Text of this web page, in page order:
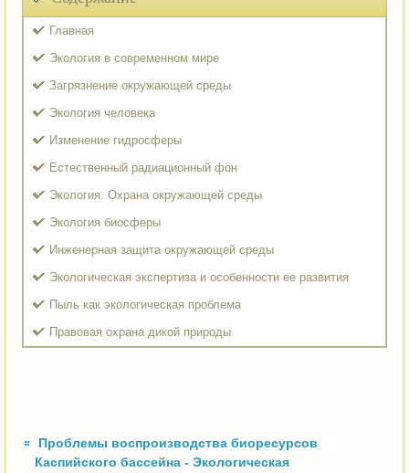
Главная
Экология в современном мире
Загрязнение окружающей среды
Экология человека
Изменение гидросферы
Естественный радиационный фон
Экология. Охрана окружающей среды
Экология биосферы
Инженерная защита окружающей среды
Экологическая экспертиза и особенности ее развития
Пыль как экологическая проблема
Правовая охрана дикой природы
Проблемы воспроизводства биоресурсов
Каспийского бассейна - Экологическая